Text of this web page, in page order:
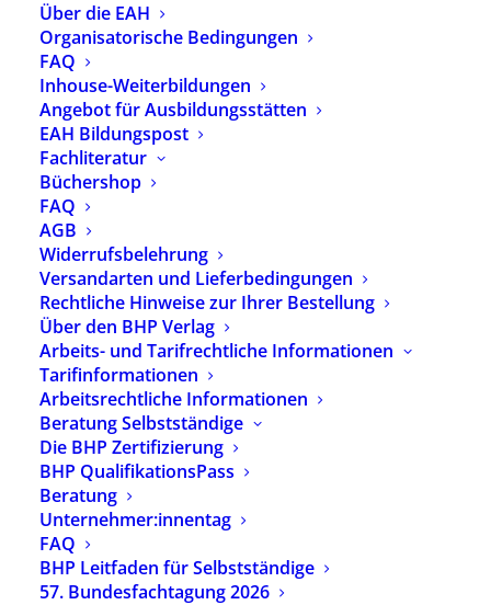
Über die EAH
Organisatorische Bedingungen
FAQ
Inhouse-Weiterbildungen
Angebot für Ausbildungsstätten
EAH Bildungspost
Fachliteratur
Büchershop
FAQ
AGB
Widerrufsbelehrung
Versandarten und Lieferbedingungen
Rechtliche Hinweise zur Ihrer Bestellung
Über den BHP Verlag
Arbeits- und Tarifrechtliche Informationen
Tarifinformationen
Arbeitsrechtliche Informationen
Beratung Selbstständige
Die BHP Zertifizierung
BHP QualifikationsPass
Beratung
Unternehmer:innentag
FAQ
BHP Leitfaden für Selbstständige
57. Bundesfachtagung 2026
BildungsArbeit.
Schlüssel zur
Inklusion
18,00€
inkl. 7 % MwSt.
Ein neues Verständnis von Arbeit und Bildung in
„Werkstätten für behinderte Menschen“
Vorrätig
In den Warenkorb
Artikelnummer
2557
Kategorien
Erwachsene Menschen
Verlagsprogramm
Schlagwörter
Werkstätten für Behinderte
Bildungsarbeit,Publikation